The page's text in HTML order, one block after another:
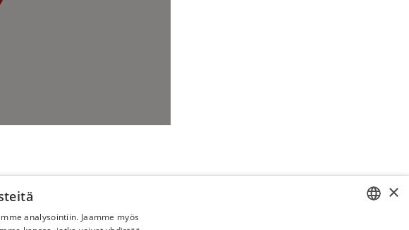
×
analysointiin. Jaamme myös